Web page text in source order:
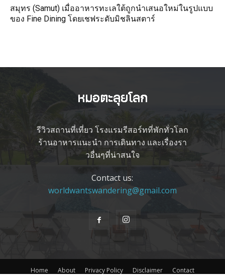
สมุทร (Samut) เมื่ออาหารทะเลใต้ถูกนำเสนอใหม่ในรูปแบบ
ของ Fine Dining โดยเชฟระดับมิชลินสตาร์
รีวิวสถานที่เที่ยว โรงแรมรีสอร์ทที่พักทั่วโลก
ร้านอาหารแนะนำ การเดินทาง และเรื่องรา
วอื่นๆที่น่าสนใจ
Contact us:
worldwantswandering@gmail.com
Home About Privacy Policy Disclaimer Contact